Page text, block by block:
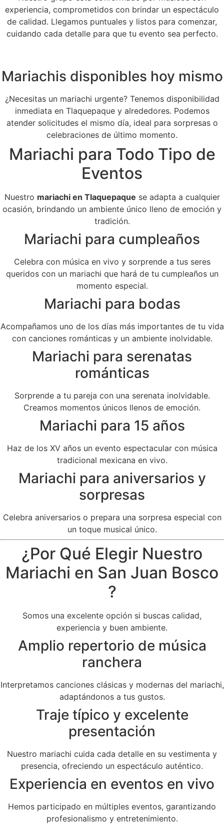
experiencia, comprometidos con brindar un espectáculo
de calidad. Llegamos puntuales y listos para comenzar,
cuidando cada detalle para que tu evento sea perfecto.
Mariachis disponibles hoy mismo
¿Necesitas un mariachi urgente? Tenemos disponibilidad
inmediata en Tlaquepaque y alrededores. Podemos
atender solicitudes el mismo día, ideal para sorpresas o
celebraciones de último momento.
Mariachi para Todo Tipo de
Eventos
Nuestro mariachi en Tlaquepaque se adapta a cualquier
ocasión, brindando un ambiente único lleno de emoción y
tradición.
Mariachi para cumpleaños
Celebra con música en vivo y sorprende a tus seres
queridos con un mariachi que hará de tu cumpleaños un
momento especial.
Mariachi para bodas
Acompañamos uno de los días más importantes de tu vida
con canciones románticas y un ambiente inolvidable.
Mariachi para serenatas
románticas
Sorprende a tu pareja con una serenata inolvidable.
Creamos momentos únicos llenos de emoción.
Mariachi para 15 años
Haz de los XV años un evento espectacular con música
tradicional mexicana en vivo.
Mariachi para aniversarios y
sorpresas
Celebra aniversarios o prepara una sorpresa especial con
un toque musical único.
¿Por Qué Elegir Nuestro
Mariachi en San Juan Bosco
?
Somos una excelente opción si buscas calidad,
experiencia y buen ambiente.
Amplio repertorio de música
ranchera
Interpretamos canciones clásicas y modernas del mariachi,
adaptándonos a tus gustos.
Traje típico y excelente
presentación
Nuestro mariachi cuida cada detalle en su vestimenta y
presencia, ofreciendo un espectáculo auténtico.
Experiencia en eventos en vivo
Hemos participado en múltiples eventos, garantizando
profesionalismo y entretenimiento.